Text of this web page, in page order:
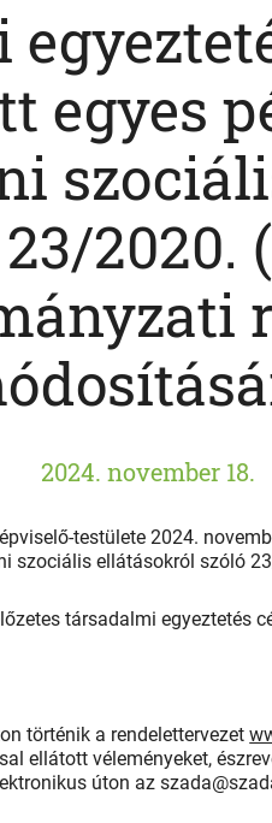
egyes
2020.
2024. november 18.
testülete 2024.
szociális ellátásokról szóló
társadalmi egyeztetés
történik a rendelettervezet
ellátott véleményeket,
úton az